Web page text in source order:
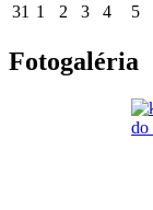
31 1 2 3 4 5
Fotogaléria